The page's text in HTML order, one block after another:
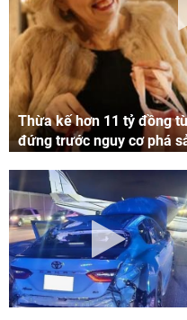
Thừa kế hơn 11 tỷ đồng
đứng trước nguy cơ phá